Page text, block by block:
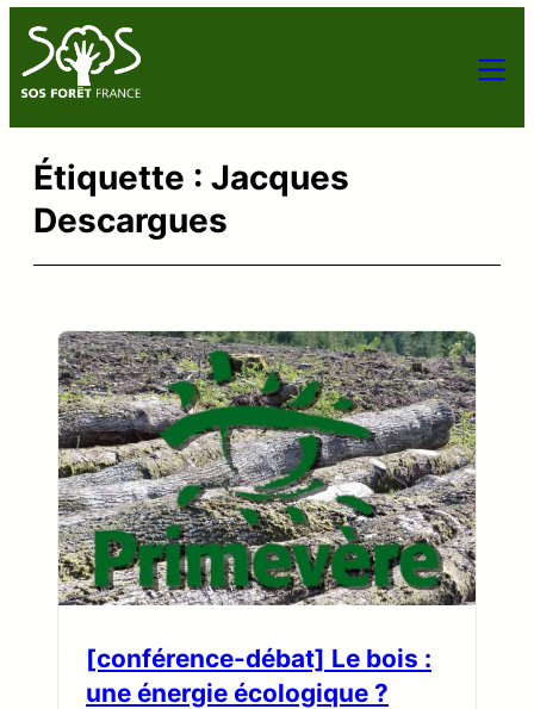
Aller
au
contenu
Étiquette : Jacques
Descargues
[conférence-débat] Le bois :
une énergie écologique ?